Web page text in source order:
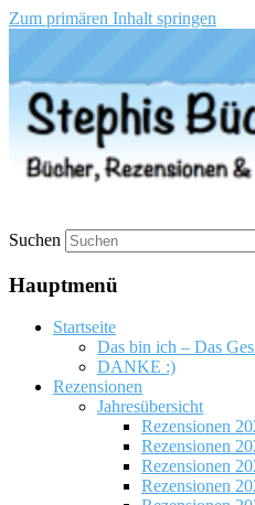
Zum primären Inhalt springen
Stephis Bücher
Suchen
Hauptmenü
Startseite
Das bin ich – Das
DANKE :)
Rezensionen
Jahresübersicht
Rezensionen
Rezensionen
Rezensionen
Rezensionen